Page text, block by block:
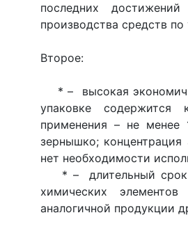
последних
производства средств
Второе:
* – высокая
упаковке содержится
применения – не менее
зернышко;
нет необходимости
* – длительный срок
химических
аналогичной продукции